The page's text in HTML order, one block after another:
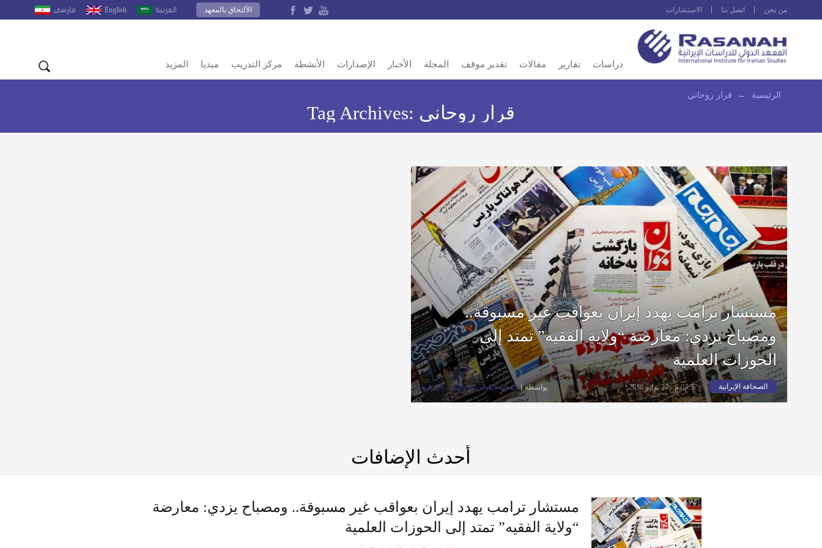
من نحن اتصل بنا الاستشارات العربية English فارسى الألتحاق بالمعهد
دراسات تقارير مقالات تقدير موقف المجلة الأخبار الإصدارات الأنشطة مركز التدريب ميديا المزيد
الرئيسية ← قرار روحاني
Tag Archives: قرار روحاني
مستشار ترامب يهدد إيران بعواقب غير مسبوقة..
ومصباح يزدي: معارضة “ولاية الفقيه” تمتد إلى
الحوزات العلمية
الصحافة الإيرانية 03:57 م - 24 يوليو 2018 بواسطة المعهد الدولي للدراسات الإيرانية
أحدث الإضافات
مستشار ترامب يهدد إيران بعواقب غير مسبوقة.. ومصباح يزدي: معارضة
“ولاية الفقيه” تمتد إلى الحوزات العلمية